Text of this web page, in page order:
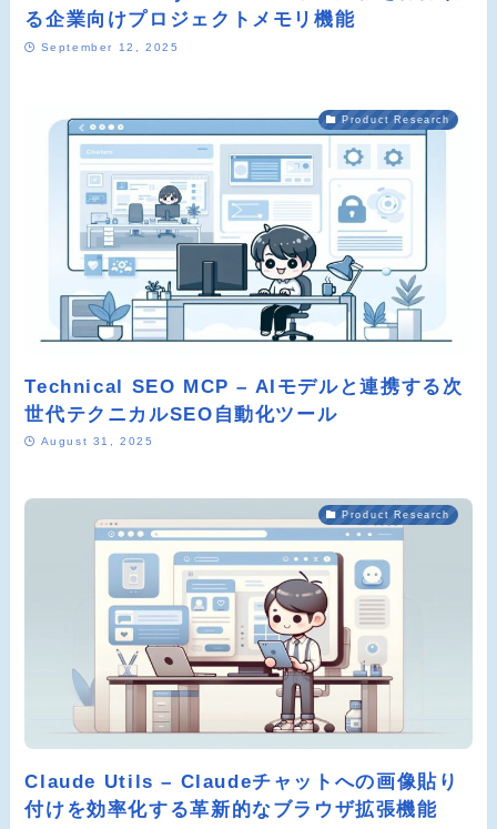
る企業向けプロジェクトメモリ機能
September 12, 2025
Product Research
Technical SEO MCP – AIモデルと連携する次
世代テクニカルSEO自動化ツール
August 31, 2025
Product Research
Claude Utils – Claudeチャットへの画像貼り
付けを効率化する革新的なブラウザ拡張機能